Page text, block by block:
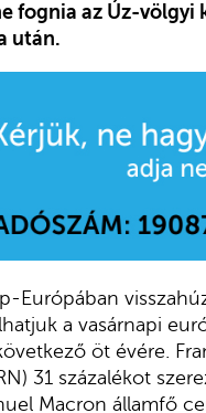
fognia az Úz-
után.
Európában
a vasárnapi
öt évére.
31 százalékot
Macron államfő